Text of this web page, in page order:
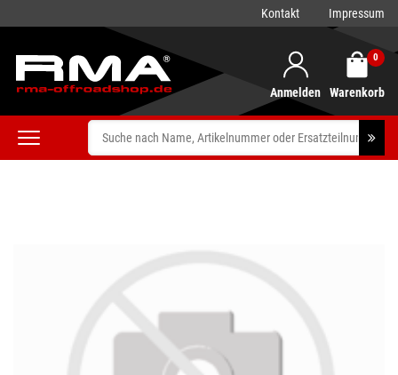
Kontakt Impressum
Anmelden
0
Warenkorb